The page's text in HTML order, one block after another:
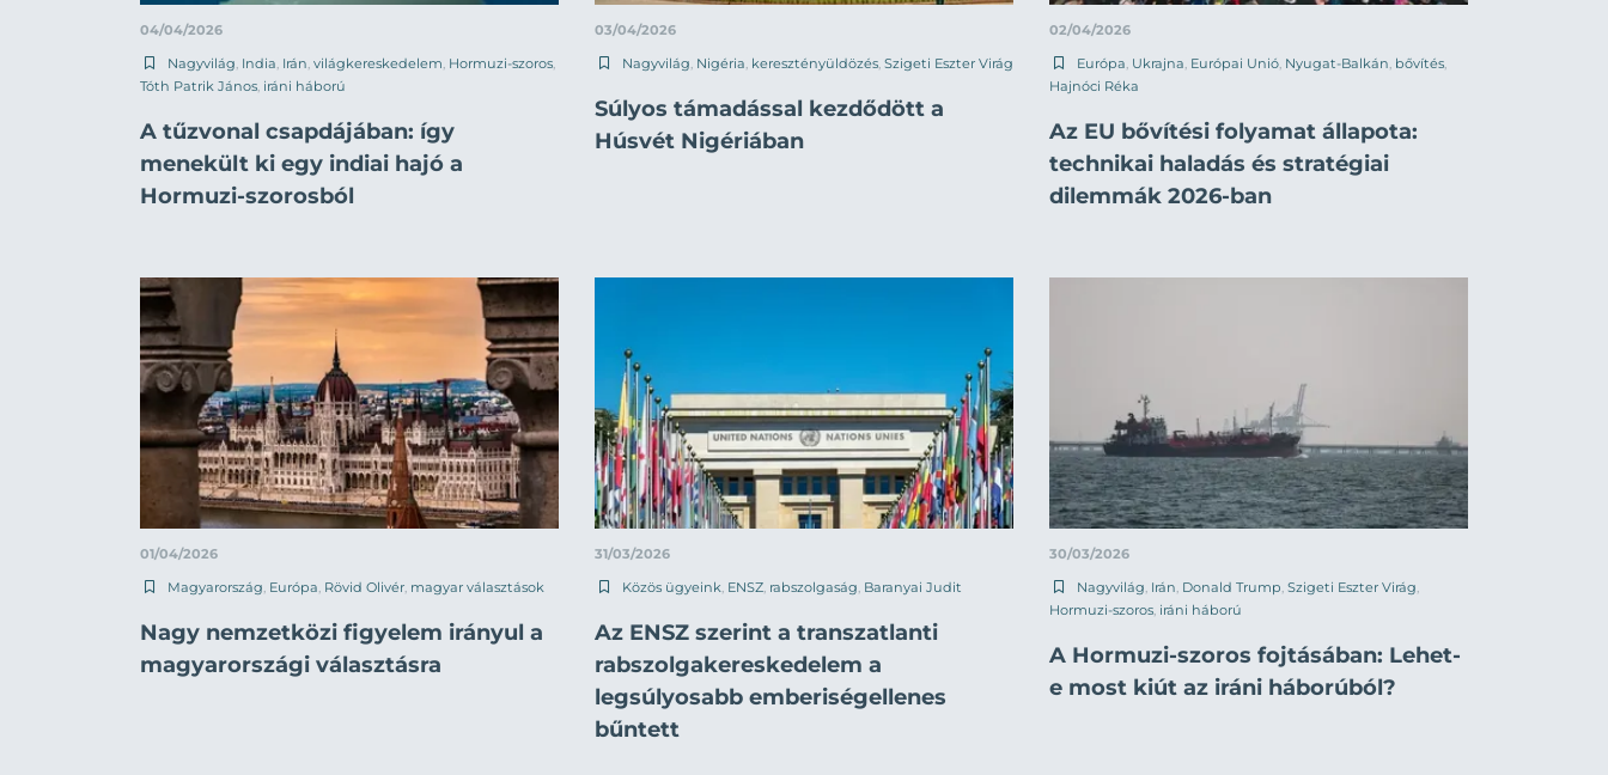
04/04/2026
Nagyvilág India Irán világkereskedelem Hormuzi-szoros
Tóth Patrik János iráni háború
A tűzvonal csapdájában: így
menekült ki egy indiai hajó a
Hormuzi-szorosból
03/04/2026
Nagyvilág Nigéria keresztényüldözés Szigeti Eszter Virág
Súlyos támadással kezdődött a
Húsvét Nigériában
02/04/2026
Európa Ukrajna Európai Unió Nyugat-Balkán bővítés
Hajnóci Réka
Az EU bővítési folyamat állapota:
technikai haladás és stratégiai
dilemmák 2026-ban
01/04/2026
Magyarország, Európa, Rövid Olivér, magyar választások
Nagy nemzetközi figyelem irányul a
magyarországi választásra
31/03/2026
Közös ügyeink, ENSZ, rabszolgaság, Baranyai Judit
Az ENSZ szerint a transzatlanti
rabszolgakereskedelem a
legsúlyosabb emberiségellenes
bűntett
30/03/2026
Nagyvilág, Irán, Donald Trump, Szigeti Eszter Virág,
Hormuzi-szoros, iráni háború
A Hormuzi-szoros fojtásában: Lehet-
e most kiút az iráni háborúból?